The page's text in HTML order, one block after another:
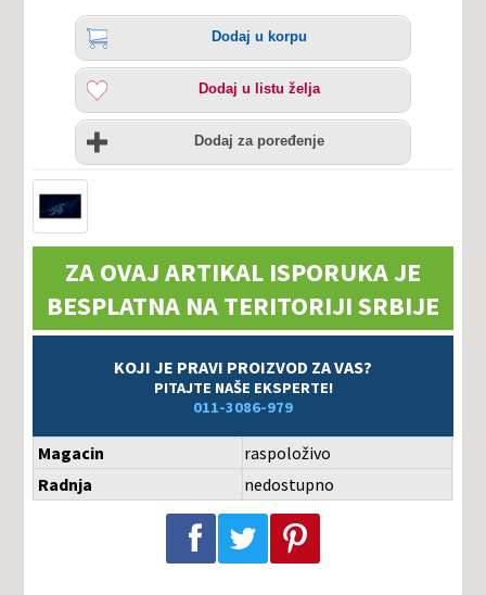
Količina
Dodaj
korpu
Dodaj u korpu
Dodaj
listu
želja
Dodaj u listu želja
Uporedi
Dodaj za poređenje
ZA OVAJ ARTIKAL ISPORUKA JE
BESPLATNA NA TERITORIJI SRBIJE
KOJI JE PRAVI PROIZVOD ZA VAS?
PITAJTE NAŠE EKSPERTE!
011-3086-979
Magacin
raspoloživo
Radnja
nedostupno
Podeli na Facebook-u Podeli na Twitter-u Podeli na Pinterest-u